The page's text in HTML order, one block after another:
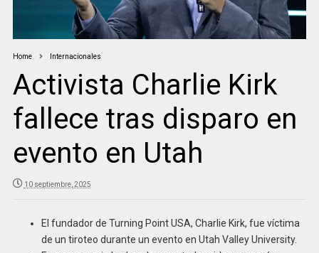
Home Internacionales
Activista Charlie Kirk
fallece tras disparo en
evento en Utah
10 septiembre, 2025
El fundador de Turning Point USA, Charlie Kirk, fue víctima
de un tiroteo durante un evento en Utah Valley University.